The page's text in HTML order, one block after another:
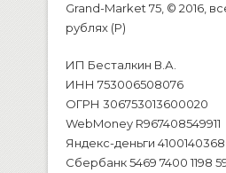
Grand-Market 75, © 2016,
рублях (P)
ИП Бесталкин В.А.
ИНН 753006508076
ОГРН 306753013600020
WebMoney R967408549911
Яндекс-деньги
Сбербанк 5469 7400 1198